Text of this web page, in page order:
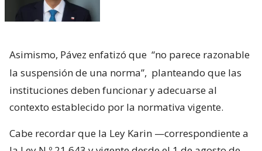
Asimismo, Pávez enfatizó que “no parece razonable
la suspensión de una norma”, planteando que las
instituciones deben funcionar y adecuarse al
contexto establecido por la normativa vigente.
Cabe recordar que la Ley Karin —correspondiente a